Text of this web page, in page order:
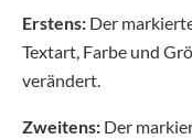
Erstens: Der
Textart, Farbe und
verändert.
Zweitens: Der